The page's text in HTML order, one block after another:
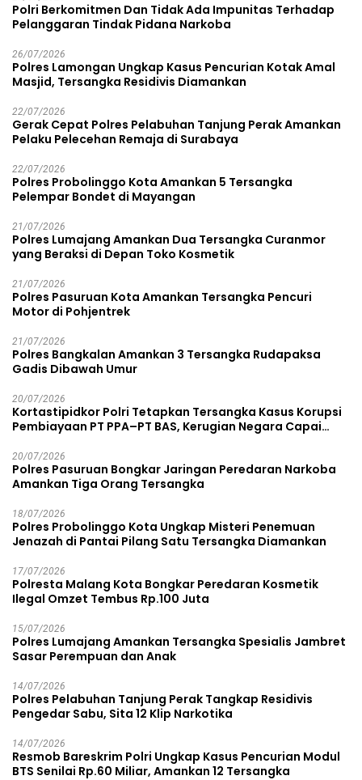
Polri Berkomitmen Dan Tidak Ada Impunitas Terhadap
Pelanggaran Tindak Pidana Narkoba
26/07/2026
Polres Lamongan Ungkap Kasus Pencurian Kotak Amal
Masjid, Tersangka Residivis Diamankan
22/07/2026
Gerak Cepat Polres Pelabuhan Tanjung Perak Amankan
Pelaku Pelecehan Remaja di Surabaya
22/07/2026
Polres Probolinggo Kota Amankan 5 Tersangka
Pelempar Bondet di Mayangan
21/07/2026
Polres Lumajang Amankan Dua Tersangka Curanmor
yang Beraksi di Depan Toko Kosmetik
21/07/2026
Polres Pasuruan Kota Amankan Tersangka Pencuri
Motor di Pohjentrek
21/07/2026
Polres Bangkalan Amankan 3 Tersangka Rudapaksa
Gadis Dibawah Umur
20/07/2026
Kortastipidkor Polri Tetapkan Tersangka Kasus Korupsi
Pembiayaan PT PPA–PT BAS, Kerugian Negara Capai
20/07/2026
Polres Pasuruan Bongkar Jaringan Peredaran Narkoba
Amankan Tiga Orang Tersangka
18/07/2026
Polres Probolinggo Kota Ungkap Misteri Penemuan
Jenazah di Pantai Pilang Satu Tersangka Diamankan
17/07/2026
Polresta Malang Kota Bongkar Peredaran Kosmetik
Ilegal Omzet Tembus Rp.100 Juta
15/07/2026
Polres Lumajang Amankan Tersangka Spesialis Jambret
Sasar Perempuan dan Anak
14/07/2026
Polres Pelabuhan Tanjung Perak Tangkap Residivis
Pengedar Sabu, Sita 12 Klip Narkotika
14/07/2026
Resmob Bareskrim Polri Ungkap Kasus Pencurian Modul
BTS Senilai Rp.60 Miliar, Amankan 12 Tersangka